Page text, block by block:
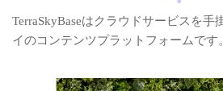
TerraSkyBaseはクラウドサービスを手
イのコンテンツプラットフォームです。